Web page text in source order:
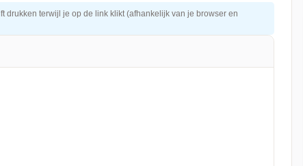
drukken terwijl je op de link klikt (afhankelijk van je browser en